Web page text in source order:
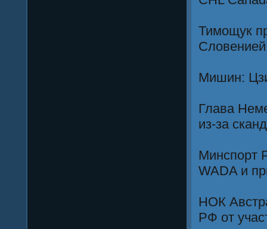
Тимощук
Словенией
Мишин:
Глава
из-за
Минспорт
WADA и
НОК
РФ от